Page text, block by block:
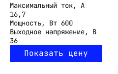
Максимальный ток, А
16,7
Мощность, Вт 600
Выходное напряжение, В
36
Показать цену